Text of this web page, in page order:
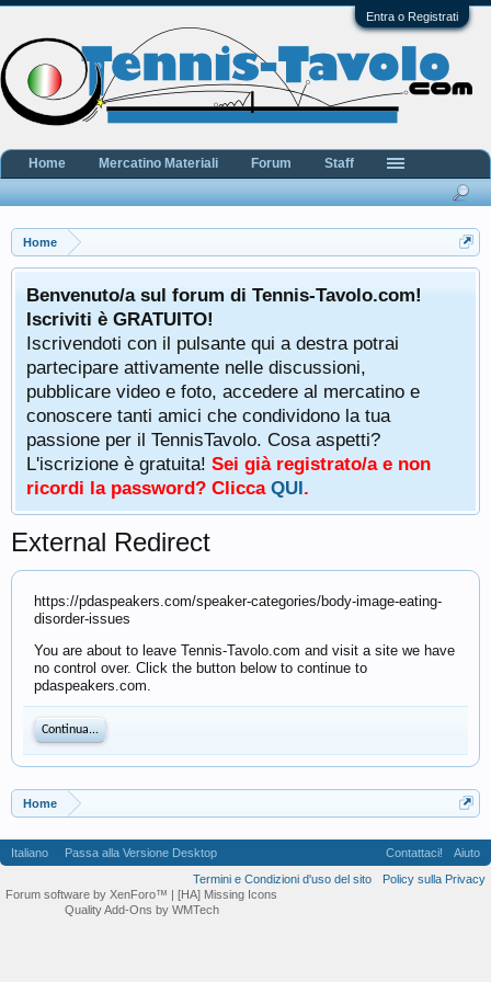
Entra o Registrati
Home
Benvenuto/a sul forum di Tennis-Tavolo.com!
Iscriviti è GRATUITO!
Iscrivendoti con il pulsante qui a destra potrai
partecipare attivamente nelle discussioni,
pubblicare video e foto, accedere al mercatino e
conoscere tanti amici che condividono la tua
passione per il TennisTavolo. Cosa aspetti?
L'iscrizione è gratuita! Sei già registrato/a e non
ricordi la password? Clicca QUI.
External Redirect
https://pdaspeakers.com/speaker-categories/body-image-eating-
disorder-issues
You are about to leave Tennis-Tavolo.com and visit a site we have
no control over. Click the button below to continue to
pdaspeakers.com.
Continua...
Home
Home Mercatino Materiali Forum Staff
Italiano Passa alla Versione Desktop Contattaci!
Aiuto
Termini e Condizioni d'uso del sito
Policy sulla Privacy
Forum software by XenForo™ | [HA] Missing Icons
Quality Add-Ons by WMTech